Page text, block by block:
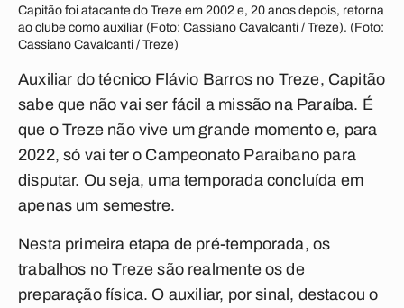
Capitão foi atacante do Treze em 2002 e, 20 anos depois, retorna
ao clube como auxiliar (Foto: Cassiano Cavalcanti / Treze). (Foto:
Cassiano Cavalcanti / Treze)
Auxiliar do técnico Flávio Barros no Treze, Capitão
sabe que não vai ser fácil a missão na Paraíba. É
que o Treze não vive um grande momento e, para
2022, só vai ter o Campeonato Paraibano para
disputar. Ou seja, uma temporada concluída em
apenas um semestre.
Nesta primeira etapa de pré-temporada, os
trabalhos no Treze são realmente os de
preparação física. O auxiliar, por sinal, destacou o